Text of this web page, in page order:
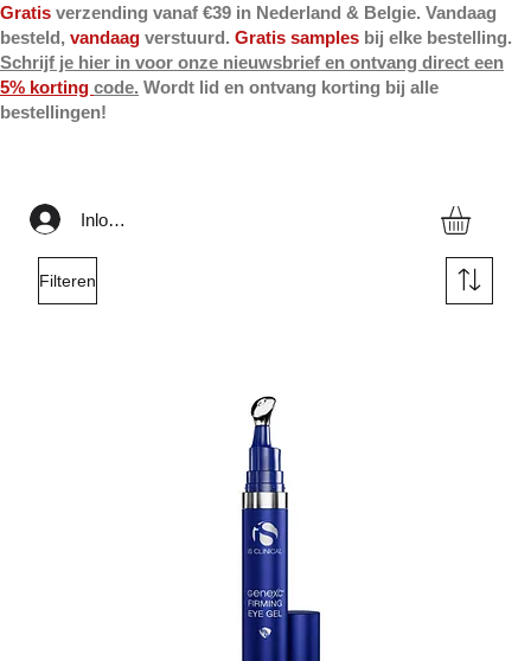
Gratis verzending vanaf €39 in Nederland & Belgie. Vandaag
besteld, vandaag verstuurd. Gratis samples bij elke bestelling.
Schrijf je hier in voor onze nieuwsbrief en ontvang direct een
5% korting code. Wordt lid en ontvang korting bij alle
bestellingen!
Inloggen
Filteren